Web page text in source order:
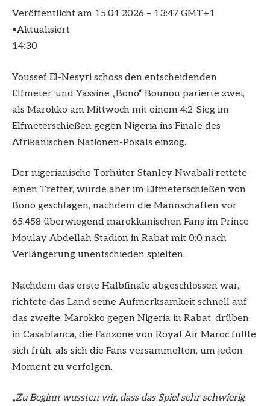
Veröffentlicht am 15.01.2026 – 13:47 GMT+1
•Aktualisiert
14:30
Youssef El-Nesyri schoss den entscheidenden
Elfmeter, und Yassine „Bono“ Bounou parierte zwei,
als Marokko am Mittwoch mit einem 4:2-Sieg im
Elfmeterschießen gegen Nigeria ins Finale des
Afrikanischen Nationen-Pokals einzog.
Der nigerianische Torhüter Stanley Nwabali rettete
einen Treffer, wurde aber im Elfmeterschießen von
Bono geschlagen, nachdem die Mannschaften vor
65.458 überwiegend marokkanischen Fans im Prince
Moulay Abdellah Stadion in Rabat mit 0:0 nach
Verlängerung unentschieden spielten.
Nachdem das erste Halbfinale abgeschlossen war,
richtete das Land seine Aufmerksamkeit schnell auf
das zweite: Marokko gegen Nigeria in Rabat, drüben
in Casablanca, die Fanzone von Royal Air Maroc füllte
sich früh, als sich die Fans versammelten, um jeden
Moment zu verfolgen.
„Zu Beginn wussten wir, dass das Spiel sehr schwierig